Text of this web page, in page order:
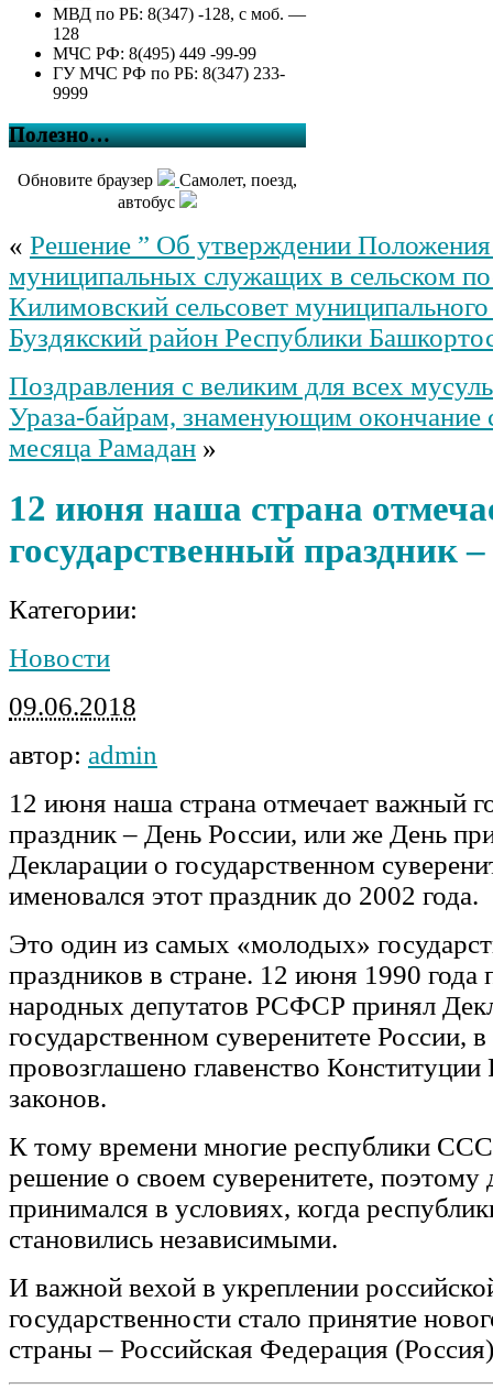
МВД по РБ: 8(347) -128, с моб. —
128
МЧС РФ: 8(495) 449 -99-99
ГУ МЧС РФ по РБ: 8(347) 233-
9999
Полезно…
Обновите браузер
Самолет, поезд,
автобус
« Решение ” Об утверждении Положения
муниципальных служащих в сельском
Килимовский сельсовет
Буздякский район Республики
Поздравления с великим для всех
Ураза-байрам, знаменующим окончание
месяца Рамадан »
12 июня наша страна
государственный праздник
Категории:
Новости
09.06.2018
автор: admin
12 июня наша страна отмечает важный
праздник – День России, или же День
Декларации о государственном
именовался этот праздник до 2002 года.
Это один из самых «молодых»
праздников в стране. 12 июня 1990 года
народных депутатов РСФСР принял
государственном суверенитете России,
провозглашено главенство Конституции
законов.
К тому времени многие республики
решение о своем суверенитете,
принимался в условиях, когда
становились независимыми.
И важной вехой в укреплении
государственности стало принятие
страны – Российская Федерация